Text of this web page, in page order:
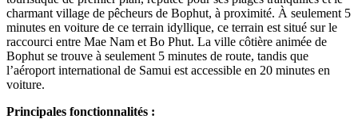
charmant village de pêcheurs de Bophut, à proximité. À seulement 5
minutes en voiture de ce terrain idyllique, ce terrain est situé sur le
raccourci entre Mae Nam et Bo Phut. La ville côtière animée de
Bophut se trouve à seulement 5 minutes de route, tandis que
l’aéroport international de Samui est accessible en 20 minutes en
voiture.
Principales fonctionnalités :